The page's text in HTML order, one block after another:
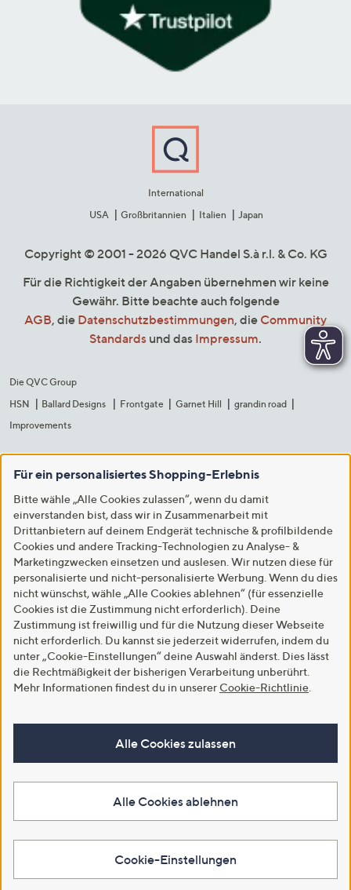
International
USA
Großbritannien Italien Japan
Copyright © 2001 - 2026 QVC Handel S.à r.l. & Co. KG
Für die Richtigkeit der Angaben übernehmen wir keine
Gewähr. Bitte beachte auch folgende
AGB, die Datenschutzbestimmungen, die Community
Standards und das Impressum.
Die QVC Group
HSN
Ballard Designs Frontgate Garnet Hill
grandin road
Improvements
Für ein personalisiertes Shopping-Erlebnis
Bitte wähle „Alle Cookies zulassen“, wenn du damit
einverstanden bist, dass wir in Zusammenarbeit mit
Drittanbietern auf deinem Endgerät technische & profilbildende
Cookies und andere Tracking-Technologien zu Analyse- &
Marketingzwecken einsetzen und auslesen. Wir nutzen diese für
personalisierte und nicht-personalisierte Werbung. Wenn du dies
nicht wünschst, wähle „Alle Cookies ablehnen“ (für essenzielle
Cookies ist die Zustimmung nicht erforderlich). Deine
Zustimmung ist freiwillig und für die Nutzung dieser Webseite
nicht erforderlich. Du kannst sie jederzeit widerrufen, indem du
unter „Cookie-Einstellungen“ deine Auswahl änderst. Dies lässt
die Rechtmäßigkeit der bisherigen Verarbeitung unberührt.
Mehr Informationen findest du in unserer Cookie-Richtlinie
Alle Cookies zulassen
Alle Cookies ablehnen
Cookie-Einstellungen